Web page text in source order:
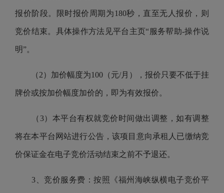
报价阶段。限时报价周期为180秒，直至无人报价，则
竞价结束。具体操作方法见平台主页“服务帮助-操作说
明”。
（2）加价幅度为100（元/月），报价只要不低于挂
牌价或按加价幅度加价的，即为有效报价。
（3）本平台有权就竞价时间做出调整，如有调整
将在本平台网站进行公告，该项目意向承租人已缴纳竞
价保证金在电子竞价活动结束之前不予退还。
3、竞价服务费：按照 《福州海峡纵横电子竞价平